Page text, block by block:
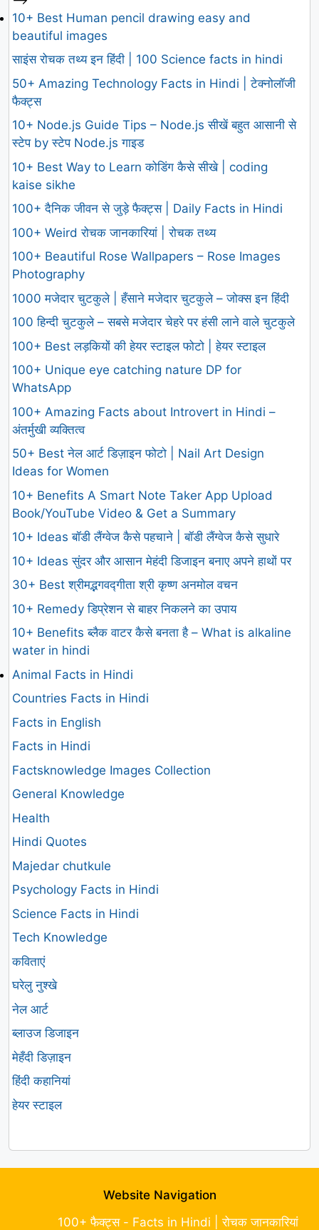
10+ Best Human pencil drawing easy and
beautiful images
साइंस रोचक तथ्य इन हिंदी | 100 Science facts in hindi
50+ Amazing Technology Facts in Hindi | टेक्नोलॉजी
फैक्ट्स
10+ Node.js Guide Tips – Node.js सीखें बहुत आसानी से
स्टेप by स्टेप Node.js गाइड
10+ Best Way to Learn कोडिंग कैसे सीखे | coding
kaise sikhe
100+ दैनिक जीवन से जुड़े फैक्ट्स | Daily Facts in Hindi
100+ Weird रोचक जानकारियां | रोचक तथ्य
100+ Beautiful Rose Wallpapers – Rose Images
Photography
1000 मजेदार चुटकुले | हँसाने मजेदार चुटकुले – जोक्स इन हिंदी
100 हिन्दी चुटकुले – सबसे मजेदार चेहरे पर हंसी लाने वाले चुटकुले
100+ Best लड़कियों की हेयर स्टाइल फोटो | हेयर स्टाइल
100+ Unique eye catching nature DP for
WhatsApp
100+ Amazing Facts about Introvert in Hindi –
अंतर्मुखी व्यक्तित्व
50+ Best नेल आर्ट डिज़ाइन फोटो | Nail Art Design
Ideas for Women
10+ Benefits A Smart Note Taker App Upload
Book/YouTube Video & Get a Summary
10+ Ideas बॉडी लैंग्वेज कैसे पहचाने | बॉडी लैंग्वेज कैसे सुधारे
10+ Ideas सुंदर और आसान मेहंदी डिजाइन बनाए अपने हाथों पर
30+ Best श्रीमद्भगवद्गीता श्री कृष्ण अनमोल वचन
10+ Remedy डिप्रेशन से बाहर निकलने का उपाय
10+ Benefits ब्लैक वाटर कैसे बनता है – What is alkaline
water in hindi
Animal Facts in Hindi
Countries Facts in Hindi
Facts in English
Facts in Hindi
Factsknowledge Images Collection
General Knowledge
Health
Hindi Quotes
Majedar chutkule
Psychology Facts in Hindi
Science Facts in Hindi
Tech Knowledge
कविताएं
घरेलु नुश्खे
नेल आर्ट
ब्लाउज डिजाइन
मेहँदी डिज़ाइन
हिंदी कहानियां
हेयर स्टाइल
Website Navigation
100+ फैक्ट्स - Facts in Hindi | रोचक जानकारियां